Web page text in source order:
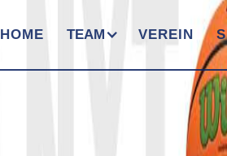
HOME TEAM VEREIN